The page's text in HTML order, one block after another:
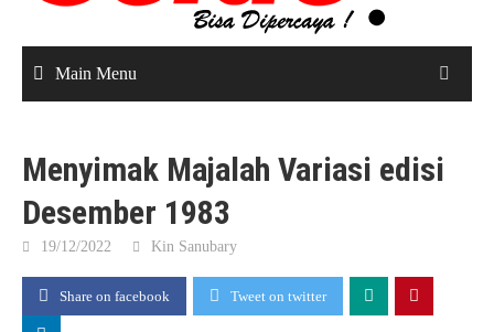
Main Menu
Menyimak Majalah Variasi edisi
Desember 1983
19/12/2022 Kin Sanubary
Share on facebook Tweet on twitter